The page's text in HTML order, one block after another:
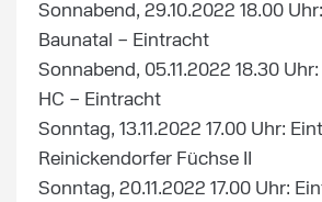
Sonnabend, 29.10.2022 18.00
Baunatal – Eintracht
Sonnabend, 05.11.2022 18.30
HC – Eintracht
Sonntag, 13.11.2022 17.00 Uhr:
Reinickendorfer Füchse II
Sonntag, 20.11.2022 17.00 Uhr: